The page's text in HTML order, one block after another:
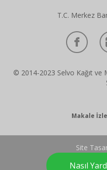
T.C. Merkez
© 2014-2023 Selvo Kağıt ve
Makale
Site
Nasıl